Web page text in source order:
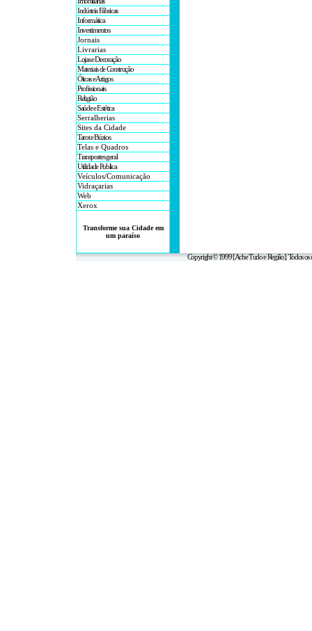
Indústria Fábricas
Informática
Investimentos
Jornais
Livrarias
Lojas e Decoração
Materiais de Construção
Óticas e Artigos
Profissionais
Religião
Saúde e Estética
Serralherias
Sites da Cidade
Tarot e Búzios
Telas e Quadros
Transportes geral
Utilidade Publica
Veículos/Comunicação
Vidraçarias
Web
Xerox
Transforme sua Cidade em
um paraíso
Copyright © 1999 [Ache Tudo e Região]. Todos os